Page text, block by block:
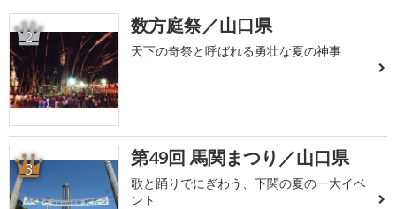
2 数方庭祭／山口県
天下の奇祭と呼ばれる勇壮な夏の神事
3 第49回 馬関まつり／山口県
歌と踊りでにぎわう、下関の夏の一大イベ
ント